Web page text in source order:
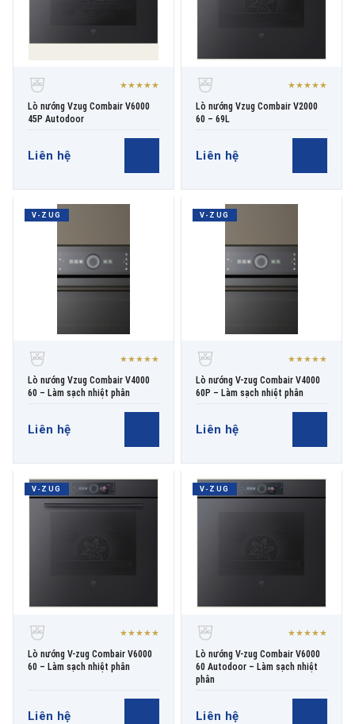
★★★★★
Lò nướng Vzug Combair V6000
45P Autodoor
Liên hệ
★★★★★
Lò nướng Vzug Combair V2000
60 – 69L
Liên hệ
V-ZUG
★★★★★
Lò nướng Vzug Combair V4000
60 – Làm sạch nhiệt phân
Liên hệ
V-ZUG
★★★★★
Lò nướng V-zug Combair V4000
60P – Làm sạch nhiệt phân
Liên hệ
V-ZUG
★★★★★
Lò nướng V-zug Combair V6000
60 – Làm sạch nhiệt phân
Liên hệ
V-ZUG
★★★★★
Lò nướng V-zug Combair V6000
60 Autodoor – Làm sạch nhiệt
phân
Liên hệ